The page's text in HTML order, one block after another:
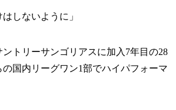
しないように」
トリーサンゴリアスに加入7年目の28
の国内リーグワン1部でハイパフォーマ